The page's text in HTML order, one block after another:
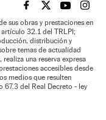
EL PAÍS BRASIL EN
EL PAÍSEL PAÍS
EL
sus obras y prestaciones en
32.1 del TRLPI;
distribución y
temas de actualidad
una reserva expresa
accesibles desde
medios que resulten
67.3 del Real Decreto - ley